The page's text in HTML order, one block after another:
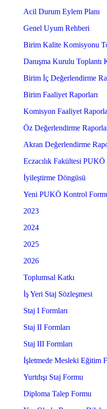
Acil Durum Eylem Planı
Genel Uyum Rehberi
Birim Kalite Komisyonu
Danışma Kurulu Toplantı
Birim İç Değerlendirme
Birim Faaliyet Raporları
Komisyon Faaliyet
Öz Değerlendirme
Akran Değerlendirme
Eczacılık Fakültesi
İyileştirme Döngüsü
Yeni PUKÖ Kontrol
2023
2024
2025
2026
Toplumsal Katkı
İş Yeri Staj Sözleşmesi
Staj I Formları
Staj II Formları
Staj III Formları
İşletmede Mesleki Eğitim
Yurtdışı Staj Formu
Diploma Talep Formu